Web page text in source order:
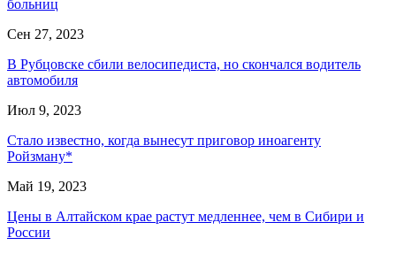
больниц
Сен 27, 2023
В Рубцовске сбили велосипедиста, но скончался водитель
автомобиля
Июл 9, 2023
Стало известно, когда вынесут приговор иноагенту
Ройзману*
Май 19, 2023
Цены в Алтайском крае растут медленнее, чем в Сибири и
России